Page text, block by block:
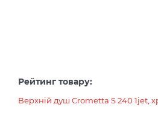
Рейтинг товару:
Верхній душ Crometta S 240 1jet,